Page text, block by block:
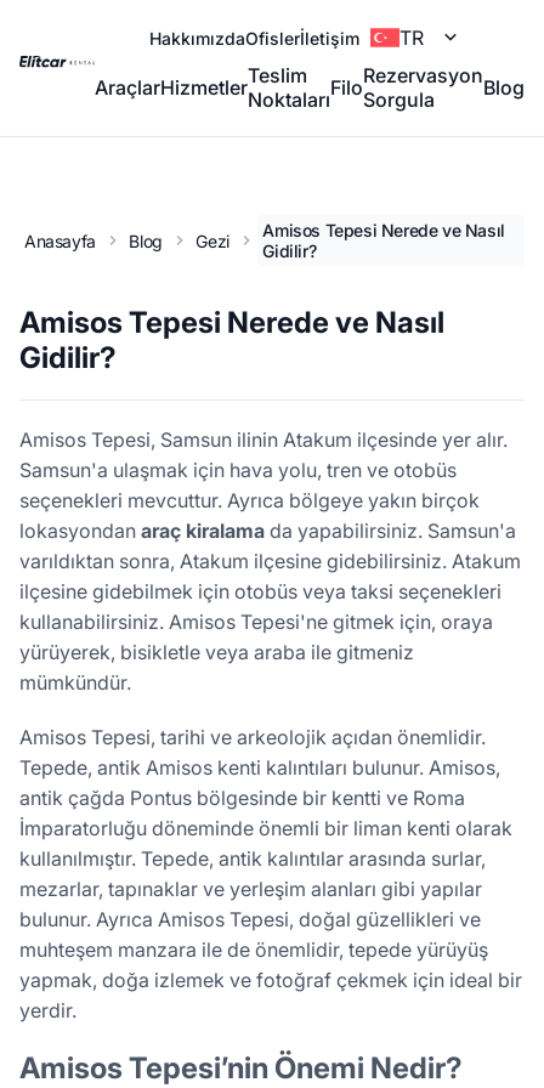
HakkımızdaOfislerİletişim TR
AraçlarHizmetlerTeslim
NoktalarıFiloRezervasyon
Sorgula
Blog
Anasayfa Blog Gezi
Amisos Tepesi Nerede ve Nasıl
Gidilir?
Amisos Tepesi Nerede ve Nasıl
Gidilir?
Amisos Tepesi, Samsun ilinin Atakum ilçesinde yer alır.
Samsun'a ulaşmak için hava yolu, tren ve otobüs
seçenekleri mevcuttur. Ayrıca bölgeye yakın birçok
lokasyondan araç kiralama da yapabilirsiniz. Samsun'a
varıldıktan sonra, Atakum ilçesine gidebilirsiniz. Atakum
ilçesine gidebilmek için otobüs veya taksi seçenekleri
kullanabilirsiniz. Amisos Tepesi'ne gitmek için, oraya
yürüyerek, bisikletle veya araba ile gitmeniz
mümkündür.
Amisos Tepesi, tarihi ve arkeolojik açıdan önemlidir.
Tepede, antik Amisos kenti kalıntıları bulunur. Amisos,
antik çağda Pontus bölgesinde bir kentti ve Roma
İmparatorluğu döneminde önemli bir liman kenti olarak
kullanılmıştır. Tepede, antik kalıntılar arasında surlar,
mezarlar, tapınaklar ve yerleşim alanları gibi yapılar
bulunur. Ayrıca Amisos Tepesi, doğal güzellikleri ve
muhteşem manzara ile de önemlidir, tepede yürüyüş
yapmak, doğa izlemek ve fotoğraf çekmek için ideal bir
yerdir.
Amisos Tepesi’nin Önemi Nedir?